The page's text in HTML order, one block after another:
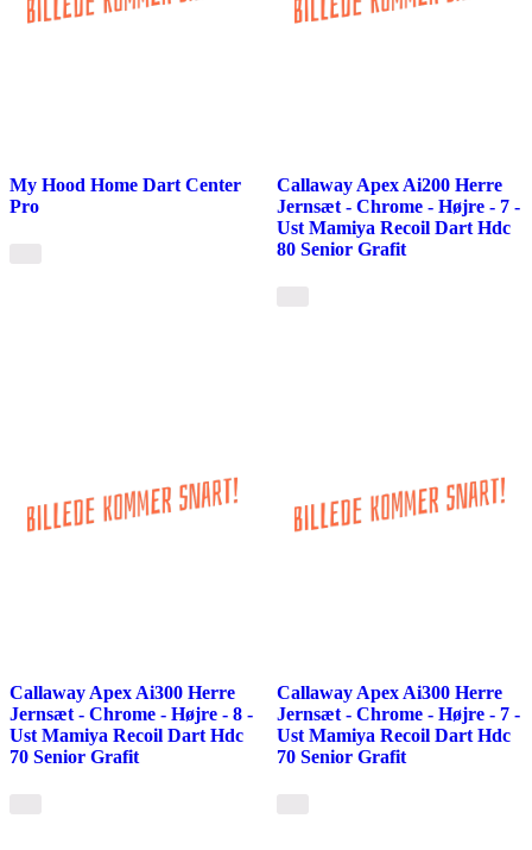
My Hood Home Dart Center
Pro
Callaway Apex Ai200 Herre
Jernsæt - Chrome - Højre - 7 -
Ust Mamiya Recoil Dart Hdc
80 Senior Grafit
Callaway Apex Ai300 Herre
Jernsæt - Chrome - Højre - 8 -
Ust Mamiya Recoil Dart Hdc
70 Senior Grafit
Callaway Apex Ai300 Herre
Jernsæt - Chrome - Højre - 7 -
Ust Mamiya Recoil Dart Hdc
70 Senior Grafit